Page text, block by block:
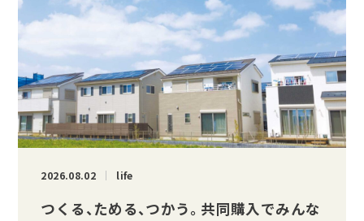
2026.08.02 life
つくる、ためる、つかう。 共同購入でみんな